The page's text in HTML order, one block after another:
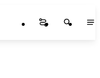
Startseite